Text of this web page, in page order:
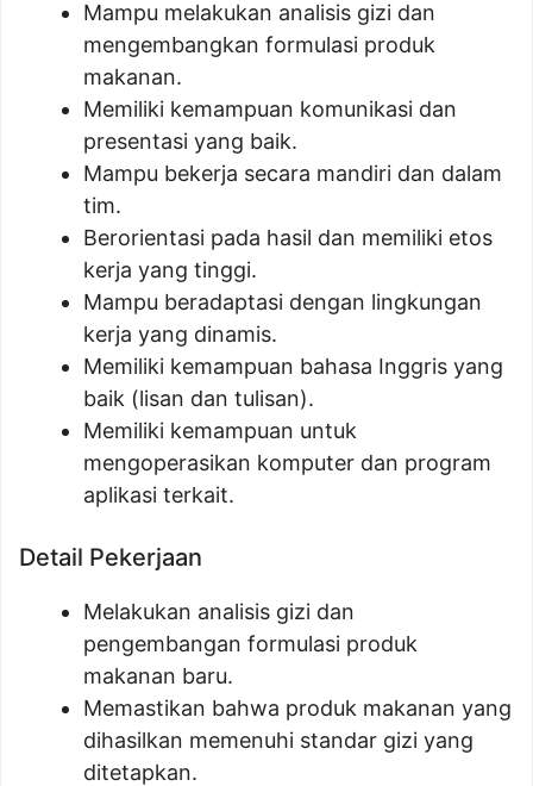
Mampu melakukan analisis gizi dan
mengembangkan formulasi produk
makanan.
Memiliki kemampuan komunikasi dan
presentasi yang baik.
Mampu bekerja secara mandiri dan dalam
tim.
Berorientasi pada hasil dan memiliki etos
kerja yang tinggi.
Mampu beradaptasi dengan lingkungan
kerja yang dinamis.
Memiliki kemampuan bahasa Inggris yang
baik (lisan dan tulisan).
Memiliki kemampuan untuk
mengoperasikan komputer dan program
aplikasi terkait.
Detail Pekerjaan
Melakukan analisis gizi dan
pengembangan formulasi produk
makanan baru.
Memastikan bahwa produk makanan yang
dihasilkan memenuhi standar gizi yang
ditetapkan.